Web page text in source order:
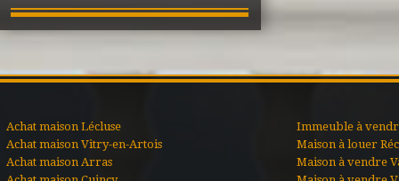
Achat maison Lécluse
Achat maison Vitry-en-Artois
Achat maison Arras
Immeuble à
Maison à louer
Maison à vendre